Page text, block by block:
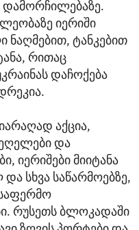
დამორჩილებაზე.
იერიში
ნაღმებით, ტანკებით
რითაც
დაჩოქება
აქცია,
და
იერიშები მიიტანა
სხვა საწარმოებზე,
რუსეთს ბლოკადაში